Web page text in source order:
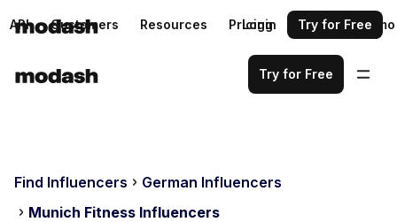
API Customers Resources Pricing Request a demo
Login Try for Free
Try for Free
Find Influencers
German Influencers
Munich Fitness Influencers